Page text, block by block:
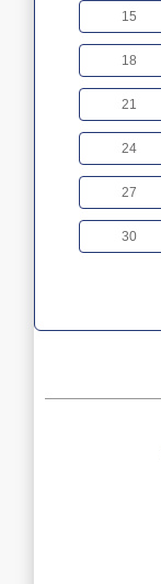
15
18
21
24
27
30